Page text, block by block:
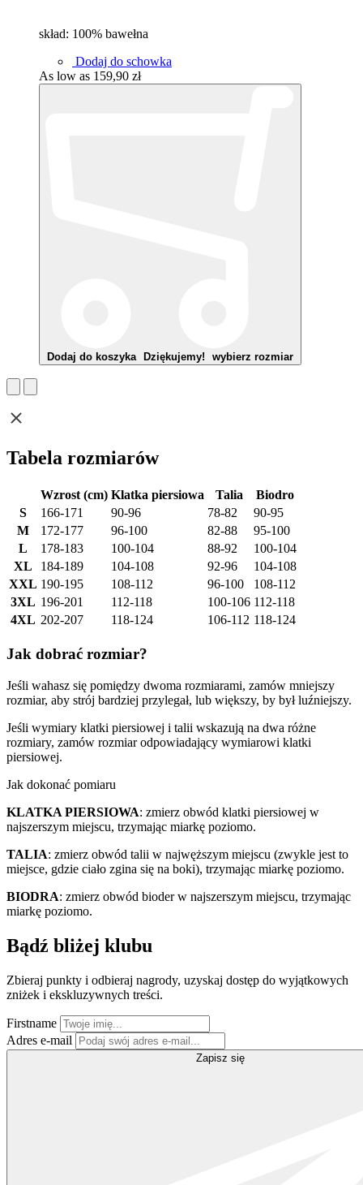
skład: 100% bawełna
Dodaj do schowka
As low as 159,90 zł
Dodaj do koszyka Dziękujemy! wybierz rozmiar
Tabela rozmiarów
Wzrost (cm) Klatka piersiowa Talia
Biodro
S
166-171 90-96 78-82
90-95
M
172-177 96-100 82-88
95-100
L
178-183 100-104 88-92
100-104
XL
184-189 104-108 92-96
104-108
XXL 190-195 108-112 96-100
108-112
3XL 196-201 112-118 100-106 112-118
4XL 202-207 118-124 106-112 118-124
Jak dobrać rozmiar?
Jeśli wahasz się pomiędzy dwoma rozmiarami, zamów mniejszy
rozmiar, aby strój bardziej przylegał, lub większy, by był luźniejszy.
Jeśli wymiary klatki piersiowej i talii wskazują na dwa różne
rozmiary, zamów rozmiar odpowiadający wymiarowi klatki
piersiowej.
Jak dokonać pomiaru
KLATKA PIERSIOWA: zmierz obwód klatki piersiowej w
najszerszym miejscu, trzymając miarkę poziomo.
TALIA: zmierz obwód talii w najwęższym miejscu (zwykle jest to
miejsce, gdzie ciało zgina się na boki), trzymając miarkę poziomo.
BIODRA: zmierz obwód bioder w najszerszym miejscu, trzymając
miarkę poziomo.
Bądź bliżej klubu
Zbieraj punkty i odbieraj nagrody, uzyskaj dostęp do wyjątkowych
zniżek i ekskluzywnych treści.
Firstname
Adres e-mail
Zapisz się